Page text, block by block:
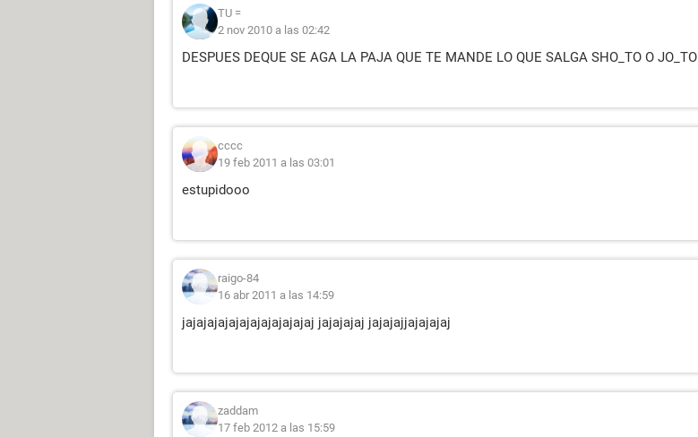
TU =
2 nov 2010 a las 02:42
DESPUES DEQUE SE AGA LA PAJA QUE TE MANDE LO QUE SALGA SHO_TO O JO_TO
cccc
19 feb 2011 a las 03:01
estupidooo
raigo-84
16 abr 2011 a las 14:59
jajajajajajajajajajajajaj jajajajaj jajajajjajajajaj
zaddam
17 feb 2012 a las 15:59